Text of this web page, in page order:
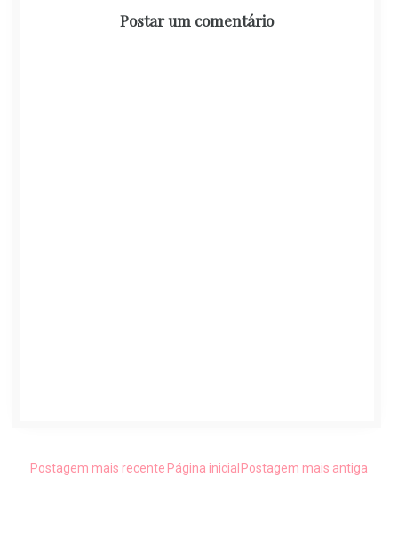
Postar um comentário
Postagem mais recente Postagem mais antiga
Página inicial